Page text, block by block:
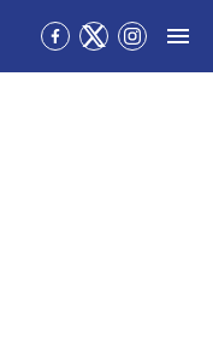
Přejít
na
Přejít
na
Přejít
na